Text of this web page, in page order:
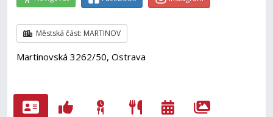
Městská část: MARTINOV
Martinovská 3262/50, Ostrava